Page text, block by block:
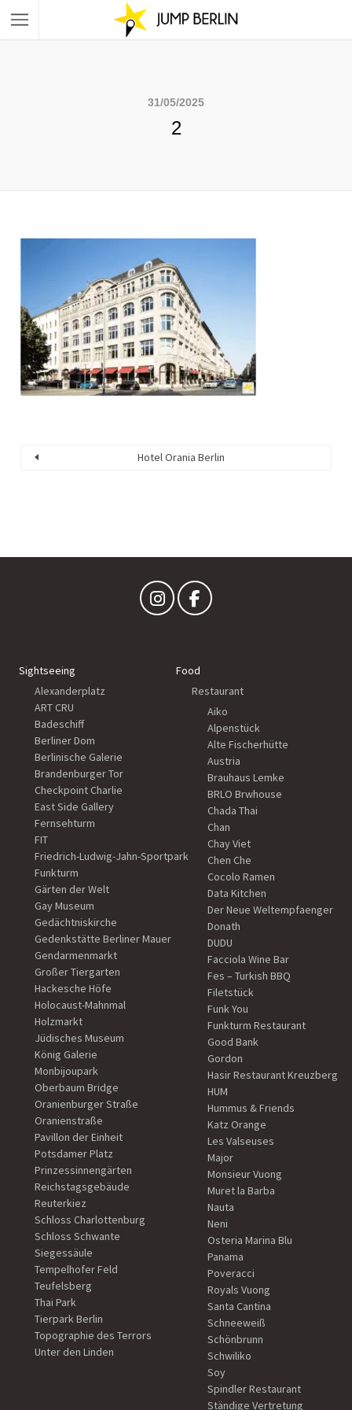
31/05/2025
2
Hotel Orania Berlin
Sightseeing
Alexanderplatz
ART CRU
Badeschiff
Berliner Dom
Berlinische Galerie
Brandenburger Tor
Checkpoint Charlie
East Side Gallery
Fernsehturm
FIT
Friedrich-Ludwig-Jahn-Sportpark
Funkturm
Gärten der Welt
Gay Museum
Gedächtniskirche
Gedenkstätte Berliner Mauer
Gendarmenmarkt
Großer Tiergarten
Hackesche Höfe
Holocaust-Mahnmal
Holzmarkt
Jüdisches Museum
König Galerie
Monbijoupark
Oberbaum Bridge
Oranienburger Straße
Oranienstraße
Pavillon der Einheit
Potsdamer Platz
Prinzessinnengärten
Reichstagsgebäude
Reuterkiez
Schloss Charlottenburg
Schloss Schwante
Siegessäule
Tempelhofer Feld
Teufelsberg
Thai Park
Tierpark Berlin
Topographie des Terrors
Unter den Linden
Food
Restaurant
Aiko
Alpenstück
Alte Fischerhütte
Austria
Brauhaus Lemke
BRLO Brwhouse
Chada Thai
Chan
Chay Viet
Chen Che
Cocolo Ramen
Data Kitchen
Der Neue Weltempfaenger
Donath
DUDU
Facciola Wine Bar
Fes – Turkish BBQ
Filetstück
Funk You
Funkturm Restaurant
Good Bank
Gordon
Hasir Restaurant Kreuzberg
HUM
Hummus & Friends
Katz Orange
Les Valseuses
Major
Monsieur Vuong
Muret la Barba
Nauta
Neni
Osteria Marina Blu
Panama
Poveracci
Royals Vuong
Santa Cantina
Schneeweiß
Schönbrunn
Schwiliko
Soy
Spindler Restaurant
Ständige Vertretung